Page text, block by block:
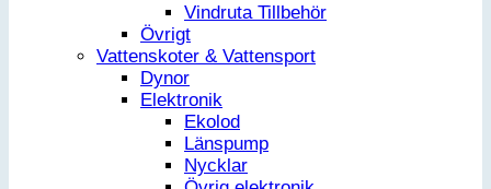
Vindruta Tillbehör
Övrigt
Vattenskoter & Vattensport
Dynor
Elektronik
Ekolod
Länspump
Nycklar